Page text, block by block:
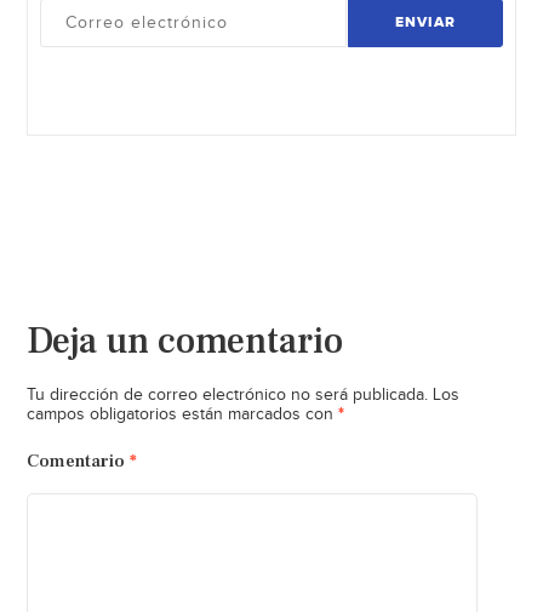
ENVIAR
Deja un comentario
Tu dirección de correo electrónico no será publicada. Los
campos obligatorios están marcados con *
Comentario *